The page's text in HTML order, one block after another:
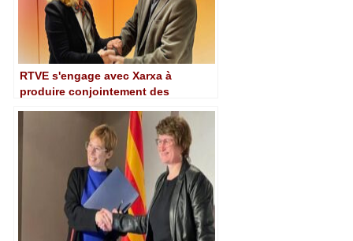
RTVE s'engage avec Xarxa à
produire conjointement des